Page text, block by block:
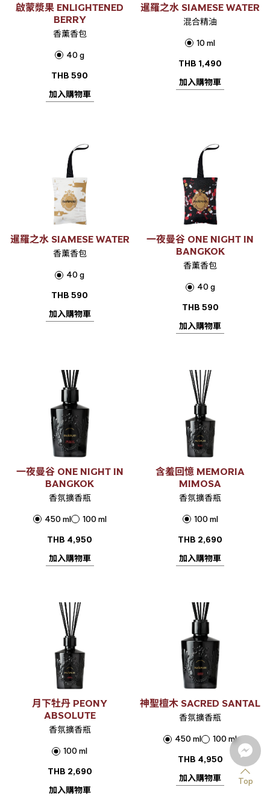
Top
啟蒙漿果 ENLIGHTENED
BERRY
香薰香包
40 g
THB590
加入購物車
暹羅之水 SIAMESE WATER
混合精油
10 ml
THB 1,490
加入購物車
暹羅之水 SIAMESE WATER
香薰香包
40 g
THB590
加入購物車
一夜曼谷 ONE NIGHT IN
BANGKOK
香薰香包
40 g
THB590
加入購物車
一夜曼谷 ONE NIGHT IN
BANGKOK
香氛擴香瓶
450 ml
100 ml
THB 4,950
加入購物車
含羞回憶 MEMORIA
MIMOSA
香氛擴香瓶
100 ml
THB 2,690
加入購物車
月下牡丹 PEONY
ABSOLUTE
香氛擴香瓶
100 ml
THB 2,690
加入購物車
神聖檀木 SACRED SANTAL
香氛擴香瓶
450 ml
100 ml
THB 4,950
加入購物車